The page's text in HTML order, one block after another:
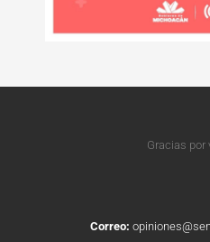
Gracias por
Correo: